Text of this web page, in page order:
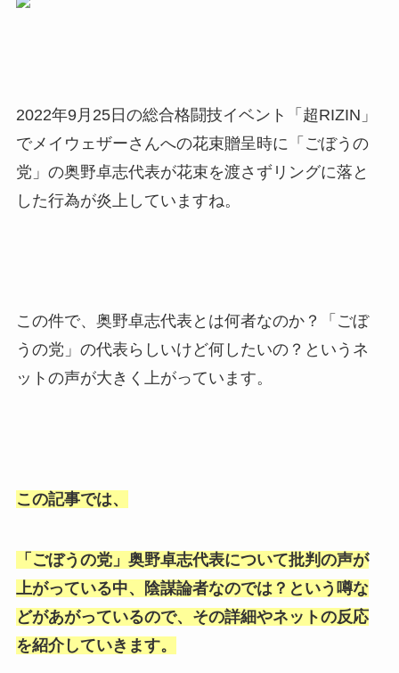
2022年9月25日の総合格闘技イベント「超RIZIN」
でメイウェザーさんへの花束贈呈時に「ごぼうの
党」の奥野卓志代表が花束を渡さずリングに落と
した行為が炎上していますね。
この件で、奥野卓志代表とは何者なのか？「ごぼ
うの党」の代表らしいけど何したいの？というネ
ットの声が大きく上がっています。
この記事では、
「ごぼうの党」奥野卓志代表について批判の声が
上がっている中、陰謀論者なのでは？という噂な
どがあがっているので、その詳細やネットの反応
を紹介していきます。